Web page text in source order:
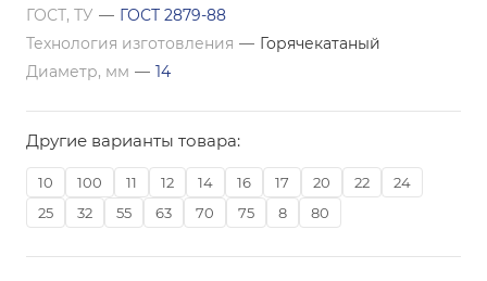
ГОСТ, ТУ — ГОСТ 2879-88
Технология изготовления — Горячекатаный
Диаметр, мм — 14
Другие варианты товара:
10 100 11 12 14 16 17 20 22
24
25
32 55 63 70 75 8 80